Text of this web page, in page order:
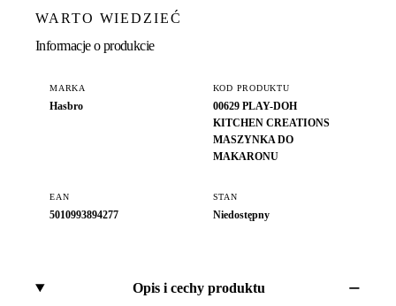
WARTO WIEDZIEĆ
Informacje o produkcie
MARKA
Hasbro
KOD PRODUKTU
00629 PLAY-DOH
KITCHEN CREATIONS
MASZYNKA DO
MAKARONU
EAN
5010993894277
STAN
Niedostępny
Opis i cechy produktu